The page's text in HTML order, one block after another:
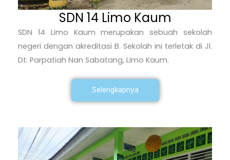
SDN 14 Limo Kaum
SDN 14 Limo Kaum merupakan sebuah sekolah
negeri dengan akreditasi B. Sekolah ini terletak di Jl.
Dt. Parpatiah Nan Sabatang, Limo Kaum.
Selengkapnya